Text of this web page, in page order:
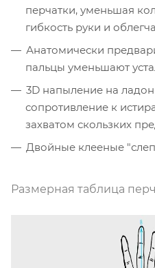
перчатки, уменьшая
гибкость руки и
Анатомически
пальцы уменьшают
3D напыление на
сопротивление к
захватом скользких
Двойные клееные
Размерная таблица